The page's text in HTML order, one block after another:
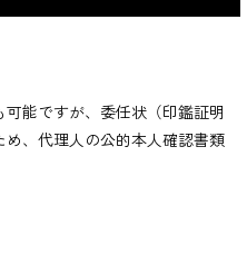
能ですが、委任状（印鑑証明
、代理人の公的本人確認書類